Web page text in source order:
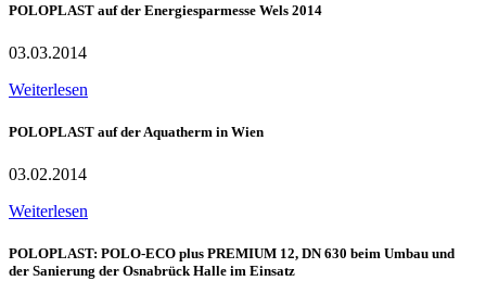
POLOPLAST auf der Energiesparmesse Wels 2014
03.03.2014
Weiterlesen
POLOPLAST auf der Aquatherm in Wien
03.02.2014
Weiterlesen
POLOPLAST: POLO-ECO plus PREMIUM 12, DN 630 beim Umbau und
der Sanierung der Osnabrück Halle im Einsatz